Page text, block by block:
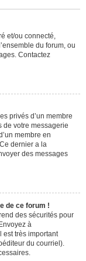
et/ou connecté,
du forum, ou
Contactez
privés d’un membre
de votre messagerie
membre en
dernier a la
des messages
de ce forum !
des sécurités pour
à
est très important
du courriel).